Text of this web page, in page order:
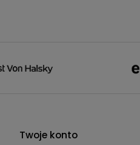
Twoje konto